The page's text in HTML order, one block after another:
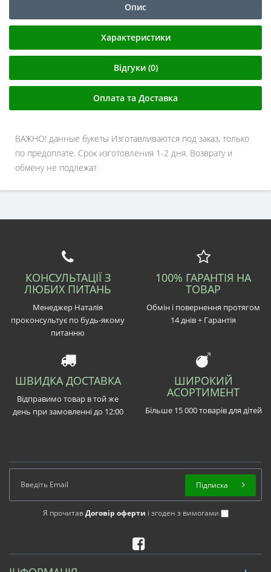
Опис
Характеристики
Відгуки (0)
Оплата та Доставка
ВАЖНО! данные букеты Изготавливаются под заказ, только
по предоплате. Срок изготовления 1-2 дня. Возврату и
обмену не подлежат.
КОНСУЛЬТАЦІЇ З
ЛЮБИХ ПИТАНЬ
Менеджер Наталія
проконсультує по будь-якому
питанню
100% ГАРАНТІЯ НА
ТОВАР
Обмін і повернення протягом
14 днів + Гарантія
ШВИДКА ДОСТАВКА
Відправимо товар в той же
день при замовленні до 12:00
ШИРОКИЙ
АСОРТИМЕНТ
Більше 15 000 товарів для дітей
Я прочитавДоговір оферти і згоден з вимогами
Підписка